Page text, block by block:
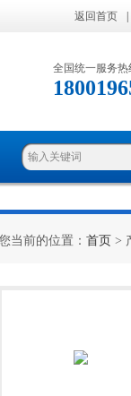
返回首页
全国统一服务热
当前的位置： 首页 >